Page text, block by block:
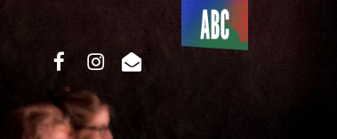
Du côté
de l’ABC
facebookinstagram
email